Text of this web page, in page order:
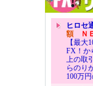
ヒロセ
額ＮＥ
【最大
FX！か
上の取
らのり
100万